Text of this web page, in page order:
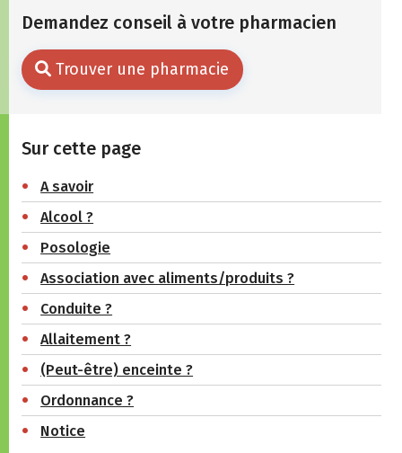
Demandez conseil à votre pharmacien
Trouver une pharmacie
Sur cette page
A savoir
Alcool ?
Posologie
Association avec aliments/produits ?
Conduite ?
Allaitement ?
(Peut-être) enceinte ?
Ordonnance ?
Notice